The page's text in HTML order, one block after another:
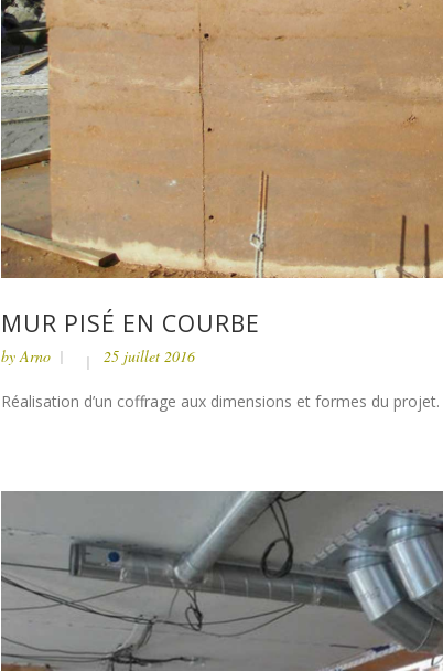
MUR PISÉ EN COURBE
byArno 25 juillet 2016
Réalisation d’un coffrage aux dimensions et formes du